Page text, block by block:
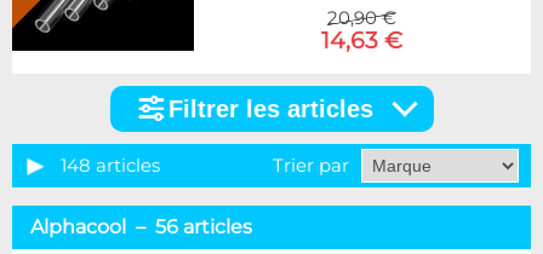
20,90 €
14,63 €
articles
Catégorie
Tuyaux souples
Filtrer les articles
148 articles Trier par
Alphacool – 56 articles